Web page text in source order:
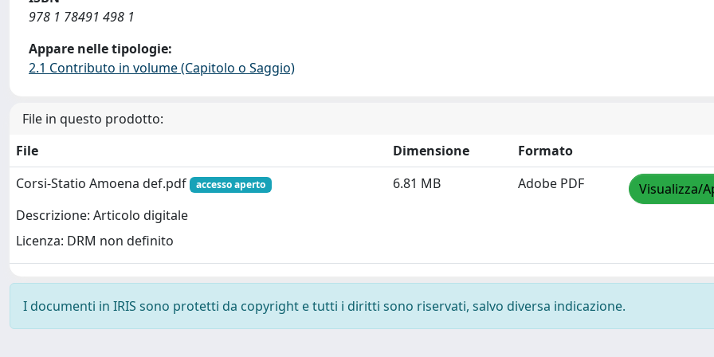
978 1 78491 498 1
Appare nelle tipologie:
2.1 Contributo in volume (Capitolo o Saggio)
File in questo prodotto:
File
Dimensione
Formato
Corsi-Statio Amoena def.pdf
accesso aperto
Descrizione: Articolo digitale
Licenza: DRM non definito
6.81 MB Adobe PDF Visualizza/
I documenti in IRIS sono protetti da copyright e tutti i diritti sono riservati, salvo diversa indicazione.